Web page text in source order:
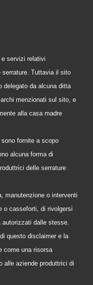
e servizi relativi
serrature. Tuttavia il sito
delegato da alcuna ditta
menzionati sul sito, e
alla casa madre
fornite a scopo
alcuna forma di
delle serrature
manutenzione o interventi
o casseforti, di rivolgersi
dalle stesse.
questo disclaimer e la
come una risorsa
alle aziende produttrici di